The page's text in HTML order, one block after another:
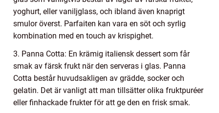
yoghurt, eller vaniljglass, och ibland även knaprigt
smulor överst. Parfaiten kan vara en söt och syrlig
kombination med en touch av krispighet.
3. Panna Cotta: En krämig italiensk dessert som får
smak av färsk frukt när den serveras i glas. Panna
Cotta består huvudsakligen av grädde, socker och
gelatin. Det är vanligt att man tillsätter olika fruktpuréer
eller finhackade frukter för att ge den en frisk smak.